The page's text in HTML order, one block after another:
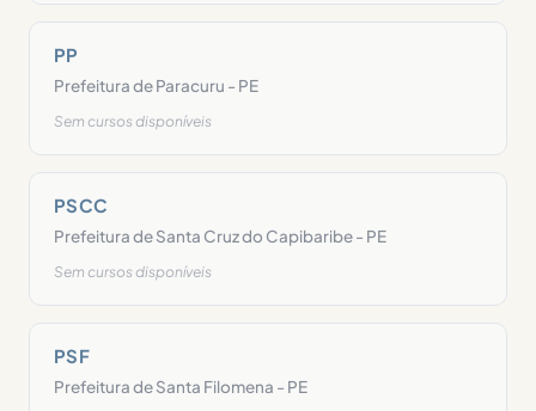
PP
Prefeitura de Paracuru - PE
Sem cursos disponíveis
PSCC
Prefeitura de Santa Cruz do Capibaribe - PE
Sem cursos disponíveis
PSF
Prefeitura de Santa Filomena - PE